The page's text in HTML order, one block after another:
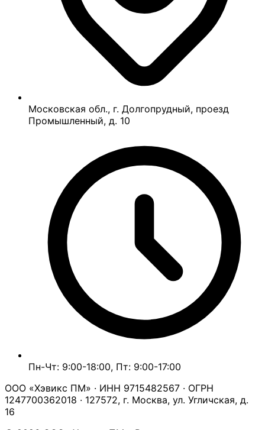
Московская обл., г. Долгопрудный, проезд
Промышленный, д. 10
Пн-Чт: 9:00-18:00, Пт: 9:00-17:00
ООО «Хэвикс ПМ» · ИНН 9715482567 · ОГРН
1247700362018 · 127572, г. Москва, ул. Угличская, д.
16